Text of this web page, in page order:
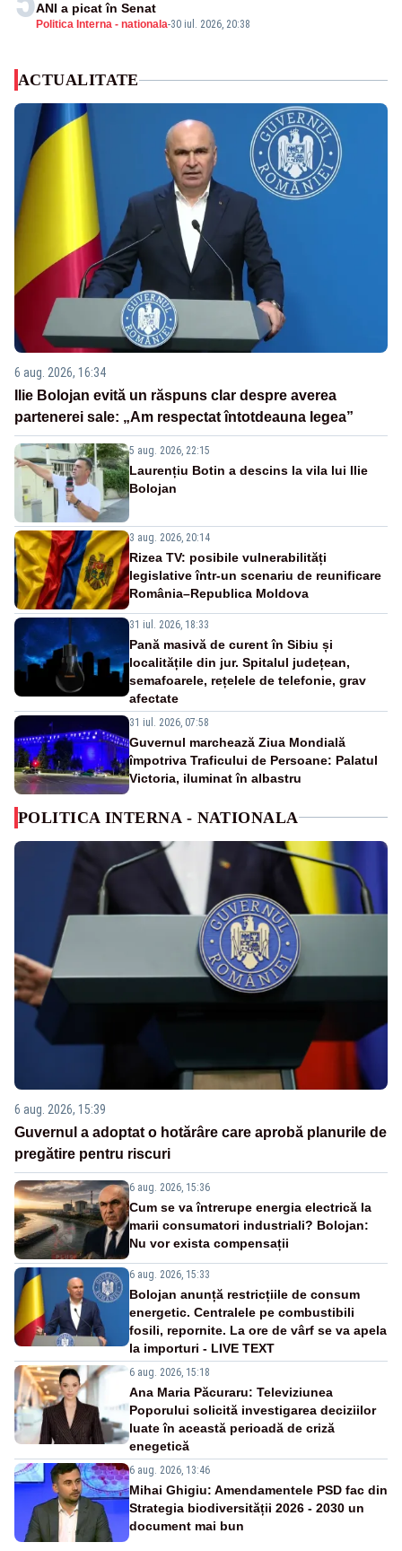
Politica Interna - nationala-30 iul. 2026, 20:38
ANI a picat în Senat
ACTUALITATE
6 aug. 2026, 16:34
Ilie Bolojan evită un răspuns clar despre averea
partenerei sale: „Am respectat întotdeauna legea”
5 aug. 2026, 22:15
Laurențiu Botin a descins la vila lui Ilie
Bolojan
3 aug. 2026, 20:14
Rizea TV: posibile vulnerabilități
legislative într-un scenariu de reunificare
România–Republica Moldova
31 iul. 2026, 18:33
Pană masivă de curent în Sibiu și
localitățile din jur. Spitalul județean,
semafoarele, rețelele de telefonie, grav
afectate
31 iul. 2026, 07:58
Guvernul marchează Ziua Mondială
împotriva Traficului de Persoane: Palatul
Victoria, iluminat în albastru
POLITICA INTERNA - NATIONALA
6 aug. 2026, 15:39
Guvernul a adoptat o hotărâre care aprobă planurile de
pregătire pentru riscuri
6 aug. 2026, 15:36
Cum se va întrerupe energia electrică la
marii consumatori industriali? Bolojan:
Nu vor exista compensații
6 aug. 2026, 15:33
Bolojan anunță restricțiile de consum
energetic. Centralele pe combustibili
fosili, repornite. La ore de vârf se va apela
la importuri - LIVE TEXT
6 aug. 2026, 15:18
Ana Maria Păcuraru: Televiziunea
Poporului solicită investigarea deciziilor
luate în această perioadă de criză
enegetică
6 aug. 2026, 13:46
Mihai Ghigiu: Amendamentele PSD fac din
Strategia biodiversității 2026 - 2030 un
document mai bun